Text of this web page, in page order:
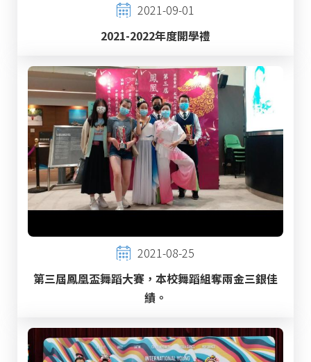
2021-09-01
2021-2022年度開學禮
2021-08-25
第三屆鳳凰盃舞蹈大賽，本校舞蹈組奪兩金三銀佳
績。